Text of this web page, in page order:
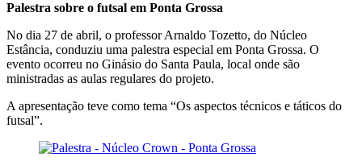
Palestra sobre o futsal em Ponta Grossa
No dia 27 de abril, o professor Arnaldo Tozetto, do Núcleo
Estância, conduziu uma palestra especial em Ponta Grossa. O
evento ocorreu no Ginásio do Santa Paula, local onde são
ministradas as aulas regulares do projeto.
A apresentação teve como tema “Os aspectos técnicos e táticos do
futsal”.